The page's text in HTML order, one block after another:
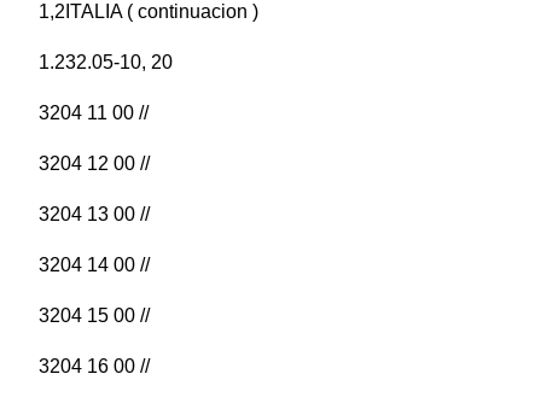
1,2ITALIA ( continuacion )
1.232.05-10, 20
3204 11 00 //
3204 12 00 //
3204 13 00 //
3204 14 00 //
3204 15 00 //
3204 16 00 //